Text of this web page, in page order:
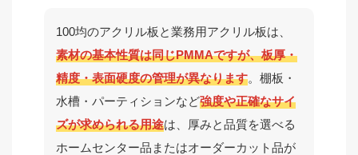
100均のアクリル板と業務用アクリル板は、
素材の基本性質は同じPMMAですが、板厚・
精度・表面硬度の管理が異なります。棚板・
水槽・パーティションなど強度や正確なサイ
ズが求められる用途は、厚みと品質を選べる
ホームセンター品またはオーダーカット品が